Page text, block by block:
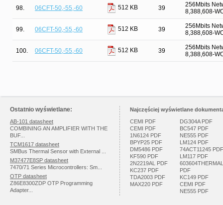
98. 06CFT-50,-55,-60 512 KB 39
256Mbits
8,388,608-
99. 06CFT-50,-55,-60 512 KB 39
256Mbits
8,388,608-
100. 06CFT-50,-55,-60 512 KB 39
256Mbits
8,388,608-
Ostatnio wyświetlane:
AB-101 datasheet
COMBINING AN AMPLIFIER WITH THE
BUF...
TCM1617 datasheet
SMBus Thermal Sensor with External ...
M37477E8SP datasheet
7470/71 Series Microcontrollers: Sm...
OTP datasheet
Z86E8300ZDP OTP Programming
Adapter...
Najczęściej wyświetlane
CEMI PDF
CEMI PDF
1N6124 PDF
BPYP25 PDF
DM5486 PDF
KF590 PDF
2N2219AL PDF
KC237 PDF
TDA2003 PDF
MAX220 PDF
DG304A PDF
BC547 PDF
NE555 PDF
LM124 PDF
74ACT11245 PDF
LM117 PDF
603604THERMAL
PDF
KC149 PDF
CEMI PDF
NE555 PDF